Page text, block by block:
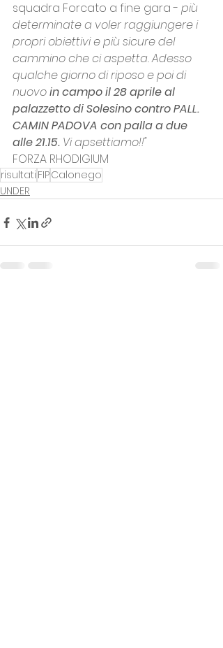
squadra Forcato a fine gara - più
determinate a voler raggiungere i
propri obiettivi e più sicure del
cammino che ci aspetta. Adesso
qualche giorno di riposo e poi di
nuovo in campo il 28 aprile al
palazzetto di Solesino contro PALL.
CAMIN PADOVA con palla a due
alle 21.15. Vi apsettiamo!!"
FORZA RHODIGIUM
risultati FIPCalonego
UNDER